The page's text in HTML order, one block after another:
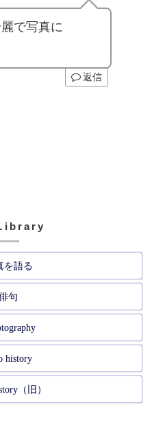
で写真に
返信
を語る
句
history
（旧）